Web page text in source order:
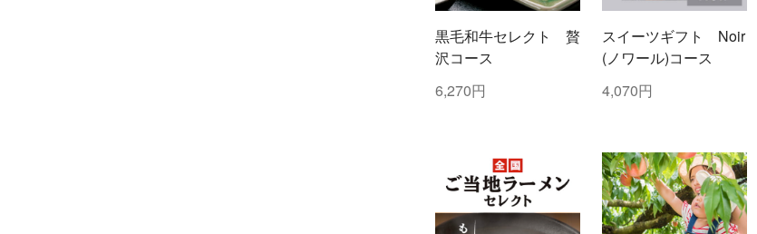
黒毛和牛セレクト 贅
沢コース
6,270円
スイーツギフト Noir
(ノワール)コース
4,070円